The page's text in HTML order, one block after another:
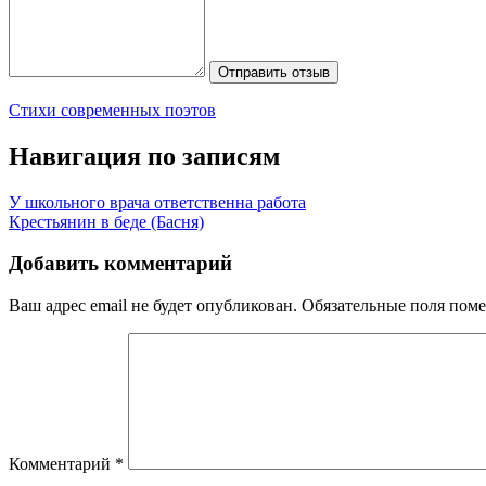
Отправить отзыв
Стихи современных поэтов
Навигация по записям
У школьного врача ответственна работа
Крестьянин в беде (Басня)
Добавить комментарий
Ваш адрес email не будет опубликован. Обязательные поля
Комментарий *